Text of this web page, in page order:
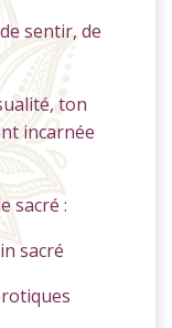
sentir, de
ton
incarnée
sacré :
sacré